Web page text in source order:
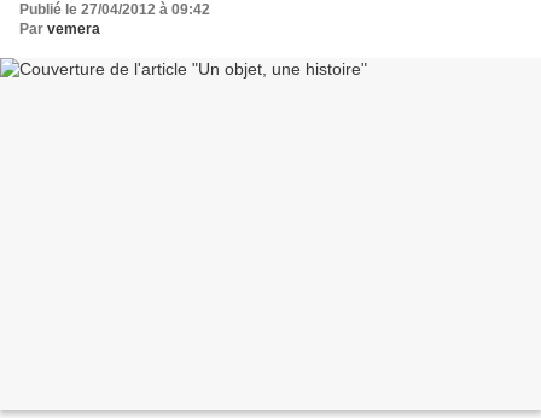
Publié le 27/04/2012 à 09:42
Par vemera